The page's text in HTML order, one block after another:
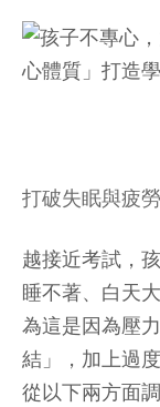
打破失眠與疲
越接近考試，
睡不著、白天
為這是因為壓
結」，加上過
從以下兩方面